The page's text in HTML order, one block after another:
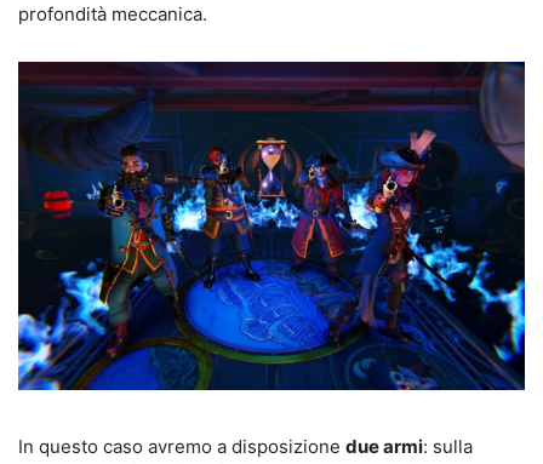
profondità meccanica.
In questo caso avremo a disposizione due armi: sulla